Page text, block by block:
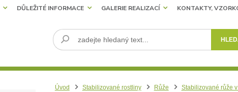
DŮLEŽITÉ INFORMACE GALERIE REALIZACÍ KONTAKTY,
Úvod Stabilizované rostliny Růže Stabilizované růže